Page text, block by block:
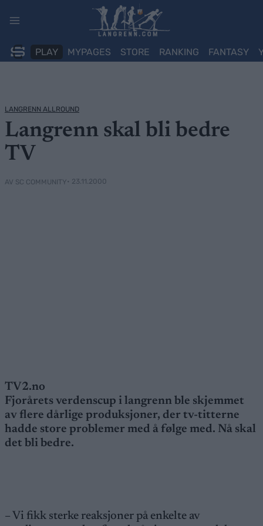
PLAY MYPAGES STORE RANKING FANTASY
LANGRENN ALLROUND
Langrenn skal bli bedre
TV
AV SC COMMUNITY• 23.11.2000
TV2.no
Fjorårets verdenscup i langrenn ble skjemmet
av flere dårlige produksjoner, der tv-titterne
hadde store problemer med å følge med. Nå skal
det bli bedre.
– Vi fikk sterke reaksjoner på enkelte av